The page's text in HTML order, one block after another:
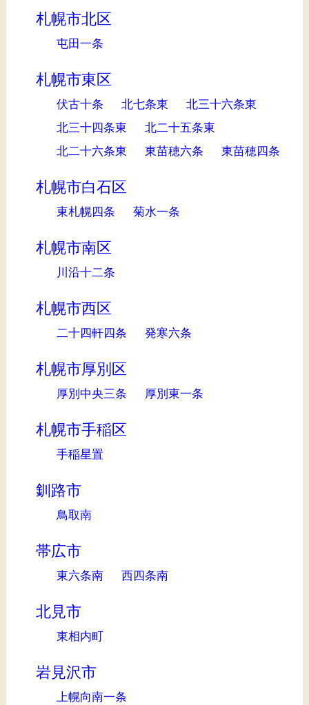
札幌市北区
屯田一条
札幌市東区
伏古十条 北七条東
北三十六条東
北三十四条東
北二十五条東
北二十六条東
東苗穂六条 東苗穂四条
札幌市白石区
東札幌四条 菊水一条
札幌市南区
川沿十二条
札幌市西区
二十四軒四条 発寒六条
札幌市厚別区
厚別中央三条 厚別東一条
札幌市手稲区
手稲星置
釧路市
鳥取南
帯広市
東六条南 西四条南
北見市
東相内町
岩見沢市
上幌向南一条